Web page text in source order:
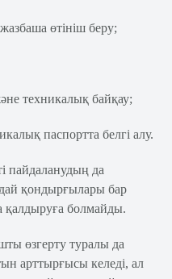
өтініш беру;
техникалық байқау;
паспортта белгі алу.
пайдаланудың да
қондырғылары бар
қалдыруға болмайды.
өзгерту туралы да
арттырғысы келеді, ал